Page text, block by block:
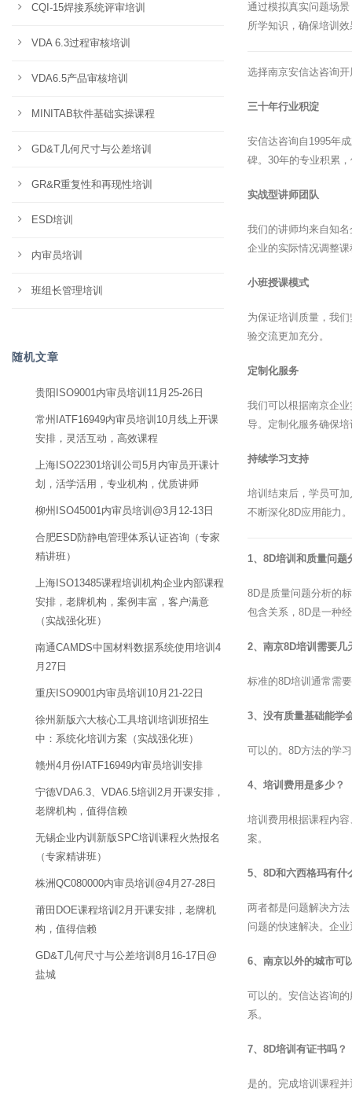
通过模拟真实问题场
所学知识，确保培训
选择南京安信达咨询
三十年行业积淀
安信达咨询自1995年
碑。30年的专业积累
实战型讲师团队
我们的讲师均来自知
企业的实际情况调整
小班授课模式
为保证培训质量，我
验交流更加充分。
定制化服务
我们可以根据南京企
导。定制化服务确保
持续学习支持
培训结束后，学员可
不断深化8D应用能力。
1、8D培训和质量问题
8D是质量问题分析的
包含关系，8D是一种
2、南京8D培训需要几
标准的8D培训通常需
3、没有质量基础能学
可以的。8D方法的学
4、培训费用是多少？
培训费用根据课程内
案。
5、8D和六西格玛有什
两者都是问题解决方
问题的快速解决。企
6、南京以外的城市可
可以的。安信达咨询
系。
7、8D培训有证书吗？
是的。完成培训课程
CQI-15焊接系统评审培训
VDA 6.3过程审核培训
VDA6.5产品审核培训
MINITAB软件基础实操课程
GD&T几何尺寸与公差培训
GR&R重复性和再现性培训
ESD培训
内审员培训
班组长管理培训
随机文章
贵阳ISO9001内审员培训11月25-26日
常州IATF16949内审员培训10月线上开课
安排，灵活互动，高效课程
上海ISO22301培训公司5月内审员开课计
划，活学活用，专业机构，优质讲师
柳州ISO45001内审员培训@3月12-13日
合肥ESD防静电管理体系认证咨询（专家
精讲班）
上海ISO13485课程培训机构企业内部课程
安排，老牌机构，案例丰富，客户满意
（实战强化班）
南通CAMDS中国材料数据系统使用培训4
月27日
重庆ISO9001内审员培训10月21-22日
徐州新版六大核心工具培训培训班招生
中：系统化培训方案（实战强化班）
赣州4月份IATF16949内审员培训安排
宁德VDA6.3、VDA6.5培训2月开课安排，
老牌机构，值得信赖
无锡企业内训新版SPC培训课程火热报名
（专家精讲班）
株洲QC080000内审员培训@4月27-28日
莆田DOE课程培训2月开课安排，老牌机
构，值得信赖
GD&T几何尺寸与公差培训8月16-17日@
盐城